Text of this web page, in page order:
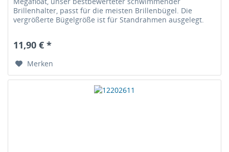
Brillenhalter, passt für die meisten Brillenbügel. Die
vergrößerte Bügelgröße ist für Standrahmen ausgelegt.
11,90 € *
Merken